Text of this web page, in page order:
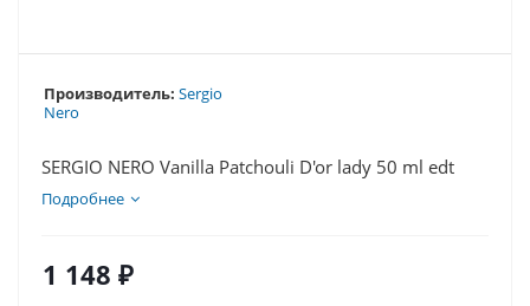
Производитель: Sergio
Nero
SERGIO NERO Vanilla Patchouli D'or lady 50 ml edt
Подробнее
1 148 ₽